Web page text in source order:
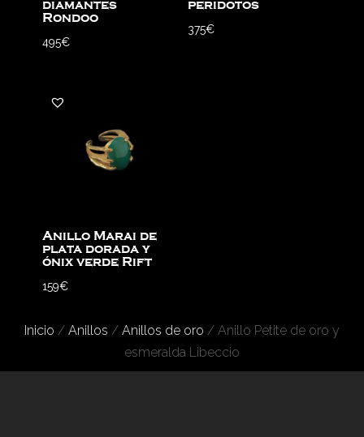
diamantes
Rondoo
495€
peridotos
375€
Anillo Marai de
plata dorada y
ónix verde Rift
159€
Inicio / Anillos / Anillos de oro / Anillo Petite de oro y
esmeralda Libeccio